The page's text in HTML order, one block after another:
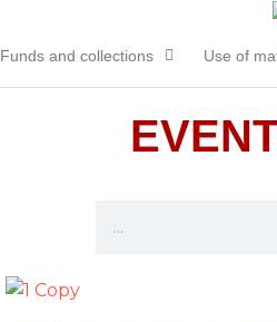
Funds and collections Use of